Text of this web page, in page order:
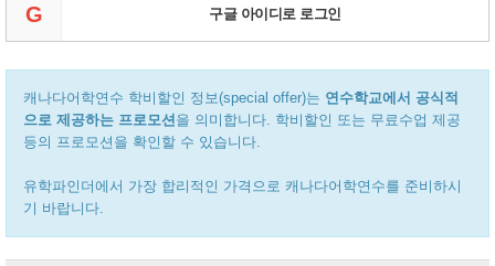
G 구글 아이디로 로그인
캐나다어학연수 학비할인 정보(special offer)는 연수학교에서 공식적
으로 제공하는 프로모션을 의미합니다. 학비할인 또는 무료수업 제공
등의 프로모션을 확인할 수 있습니다.
유학파인더에서 가장 합리적인 가격으로 캐나다어학연수를 준비하시
기 바랍니다.